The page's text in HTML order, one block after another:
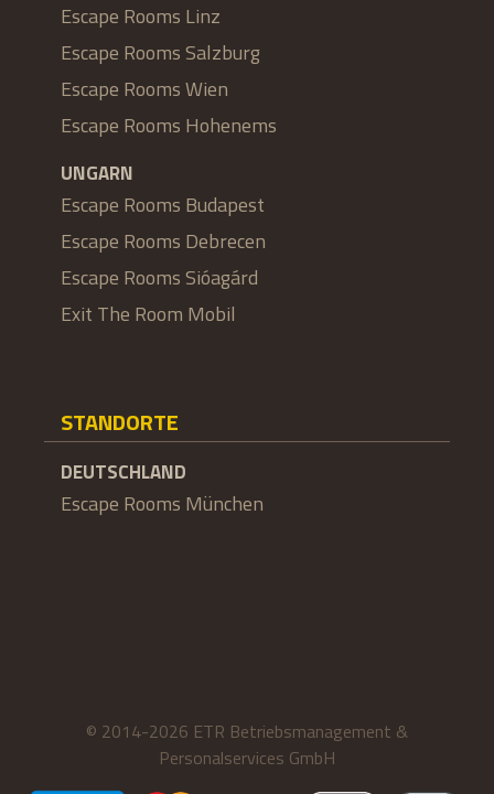
Escape Rooms Linz
Escape Rooms Salzburg
Escape Rooms Wien
Escape Rooms Hohenems
UNGARN
Escape Rooms Budapest
Escape Rooms Debrecen
Escape Rooms Sióagárd
Exit The Room Mobil
STANDORTE
DEUTSCHLAND
Escape Rooms München
© 2014-2026 ETR Betriebsmanagement &
Personalservices GmbH